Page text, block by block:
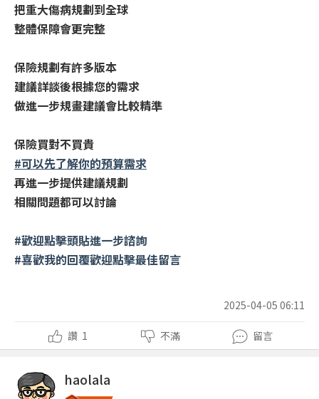
把重大傷病規劃到全球
整體保障會更完整
保險規劃有許多版本
建議詳談後根據您的需求
做進一步規畫建議會比較精準
保險買對不買貴
#可以先了解你的預算需求
再進一步提供建議規劃
相關問題都可以討論
#歡迎點擊頭貼進一步諮詢
#喜歡我的回覆歡迎點擊最佳留言
2025-04-05 06:11
讚 1 不滿 留言
haolala